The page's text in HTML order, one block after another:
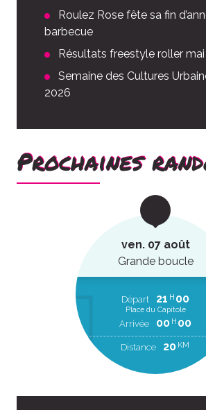
Roulez Rose fête sa fin
barbecue
Résultats freestyle roller
Semaine des Cultures
2026
Prochaines
ven. 07 août
Grande boucle
Départ 21 H 00
Place du Capitole
Arrivée 00 H 00
Distance 20 KM